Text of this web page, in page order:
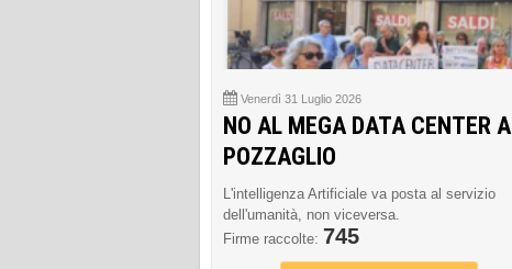
Venerdì 31 Luglio 2026
NO AL MEGA DATA CENTER A
POZZAGLIO
L'intelligenza Artificiale va posta al servizio
dell'umanità, non viceversa.
Firme raccolte: 745